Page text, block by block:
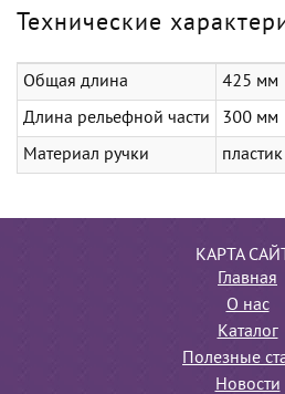
Технические
Общая длина 425 мм
Длина рельефной части 300 мм
Материал ручки пластик
КАРТА
Главная
О нас
Каталог
Полезные
Новости